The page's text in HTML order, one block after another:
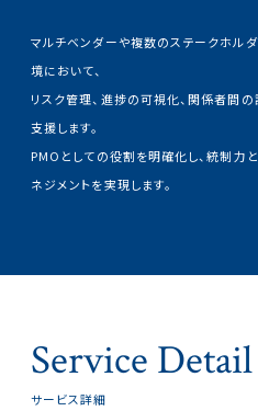
マルチベンダーや複数のステークホル
境において、
リスク管理、進捗の可視化、関係者間
支援します。
PMOとしての役割を明確化し、統制力
ネジメントを実現します。
Service Detail
サービス詳細